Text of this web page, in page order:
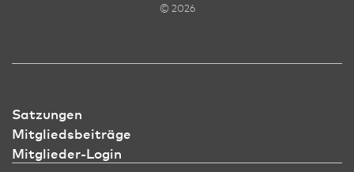
© 2026
Satzungen
Mitgliedsbeiträge
Mitglieder-Login